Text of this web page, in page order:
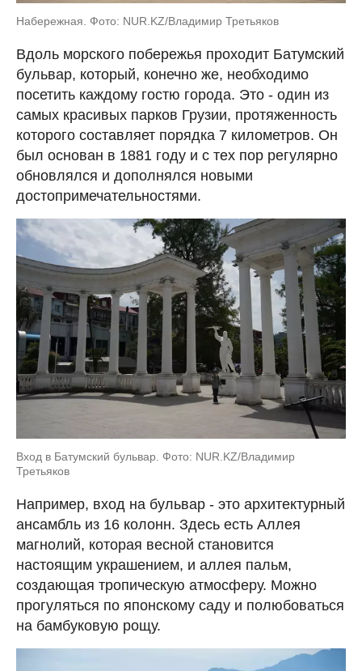
Набережная. Фото: NUR.KZ/Владимир Третьяков
Вдоль морского побережья проходит Батумский
бульвар, который, конечно же, необходимо
посетить каждому гостю города. Это - один из
самых красивых парков Грузии, протяженность
которого составляет порядка 7 километров. Он
был основан в 1881 году и с тех пор регулярно
обновлялся и дополнялся новыми
достопримечательностями.
Вход в Батумский бульвар. Фото: NUR.KZ/Владимир
Третьяков
Например, вход на бульвар - это архитектурный
ансамбль из 16 колонн. Здесь есть Аллея
магнолий, которая весной становится
настоящим украшением, и аллея пальм,
создающая тропическую атмосферу. Можно
прогуляться по японскому саду и полюбоваться
на бамбуковую рощу.